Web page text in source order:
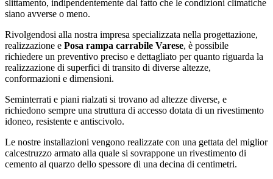
slittamento, indipendentemente dal fatto che le condizioni climatiche
siano avverse o meno.
Rivolgendosi alla nostra impresa specializzata nella progettazione,
realizzazione e Posa rampa carrabile Varese, è possibile
richiedere un preventivo preciso e dettagliato per quanto riguarda la
realizzazione di superfici di transito di diverse altezze,
conformazioni e dimensioni.
Seminterrati e piani rialzati si trovano ad altezze diverse, e
richiedono sempre una struttura di accesso dotata di un rivestimento
idoneo, resistente e antiscivolo.
Le nostre installazioni vengono realizzate con una gettata del miglior
calcestruzzo armato alla quale si sovrappone un rivestimento di
cemento al quarzo dello spessore di una decina di centimetri.